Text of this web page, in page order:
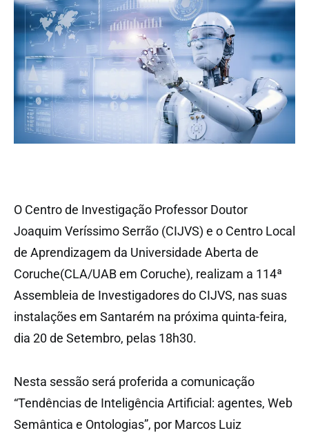
O Centro de Investigação Professor Doutor
Joaquim Veríssimo Serrão (CIJVS) e o Centro Local
de Aprendizagem da Universidade Aberta de
Coruche(CLA/UAB em Coruche), realizam a 114ª
Assembleia de Investigadores do CIJVS, nas suas
instalações em Santarém na próxima quinta-feira,
dia 20 de Setembro, pelas 18h30.
Nesta sessão será proferida a comunicação
“Tendências de Inteligência Artificial: agentes, Web
Semântica e Ontologias”, por Marcos Luiz